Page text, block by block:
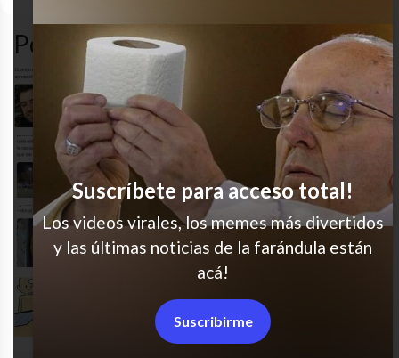
Popular en LVI
Se te rompió el detector de sarcasmo,
maestro
Este juega al fútbol con pollera
Y el postre estaba ‘fatality’
¿Y por qué no?
Suscríbete para acceso total!
Los videos virales, los memes más divertidos
y las últimas noticias de la farándula están
acá!
Suscribirme